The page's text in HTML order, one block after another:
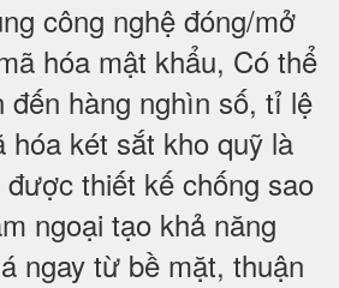
công nghệ đóng/mở
hóa mật khẩu, Có thể
đến hàng nghìn số, tỉ lệ
hóa két sắt kho quỹ là
thiết kế chống sao
ngoại tạo khả năng
ngay từ bề mặt, thuận